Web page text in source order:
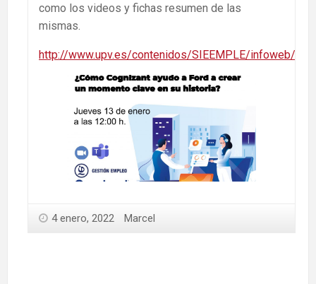
como los videos y fichas resumen de las
mismas.
http://www.upv.es/contenidos/SIEEMPLE/infoweb/
4 enero, 2022 Marcel